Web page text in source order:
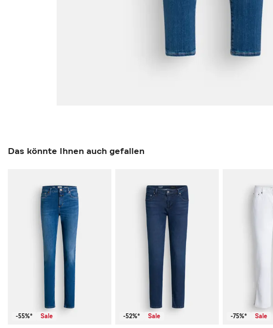
Das könnte Ihnen auch gefallen
-55%* Sale -52%* Sale -75%* Sale